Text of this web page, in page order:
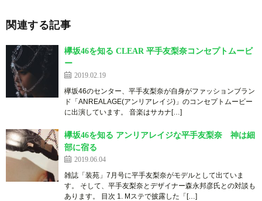
関連する記事
欅坂46を知る CLEAR 平手友梨奈コンセプトムービ
ー
2019.02.19
欅坂46のセンター、平手友梨奈が自身がファッションブラン
ド「ANREALAGE(アンリアレイジ)」のコンセプトムービー
に出演しています。 音楽はサカナ[…]
欅坂46を知る アンリアレイジな平手友梨奈 神は細
部に宿る
2019.06.04
雑誌「装苑」7月号に平手友梨奈がモデルとして出ていま
す。 そして、平手友梨奈とデザイナー森永邦彦氏との対談も
あります。 目次 1. Mステで披露した「[…]